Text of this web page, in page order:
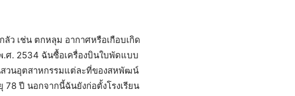
ว เช่น ตกหลุม อากาศหรือเกือบเกิด
.ศ. 2534 ฉันซื้อเครื่องบินใบพัดแบบ
สวนอุตสาหกรรมแต่ละที่ของสหพัฒน์
ปี นอกจากนี้ฉันยังก่อตั้งโรงเรียน